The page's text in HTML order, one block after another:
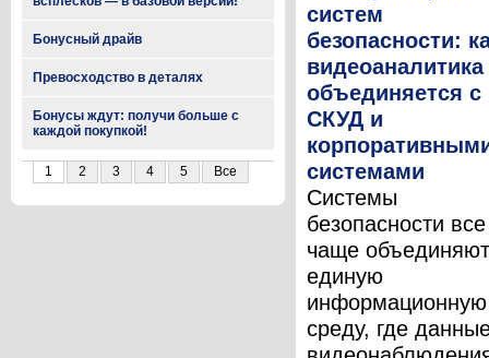
Бонусный драйв
Превосходство в деталях
Бонусы ждут: получи больше с
каждой покупкой!
1 2 3 4 5 Все
систем
безопасности:
видеоаналитика
объединяется
СКУД и
системами
Системы
безопасности все
чаще
единую
информационную
среду, где